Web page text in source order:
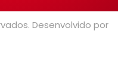
Desenvolvido por